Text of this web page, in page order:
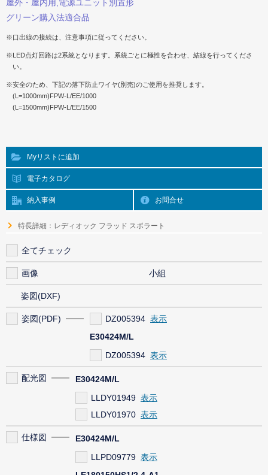
屋外・屋内用,電源ユニット別置形
グリーン購入法適合品
※口出線の接続は、注意事項に従ってください。
※LED点灯回路は2系統となります。系統ごとに極性を合わせ、結線を行ってくださ
い。
※安全のため、下記の落下防止ワイヤ(別売)のご使用を推奨します。
(L=1000mm)FPW-L/EE/1000
(L=1500mm)FPW-L/EE/1500
Myリストに追加
電子カタログ
納入事例 お問合せ
特長詳細：レディオック フラッド スポラート
全てチェック
画像 小組
姿図(DXF)
姿図(PDF)
DZ005394
E30424M/L
DZ005394
配光図
E30424M/L
LLDY01949
LLDY01970
仕様図
E30424M/L
LLPD09779